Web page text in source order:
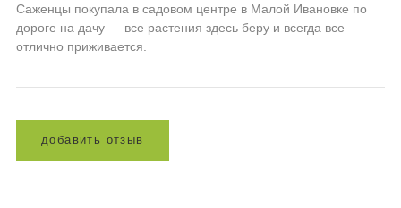
Саженцы покупала в садовом центре в Малой Ивановке по
дороге на дачу — все растения здесь беру и всегда все
отлично приживается.
доба вит ь отз ыв